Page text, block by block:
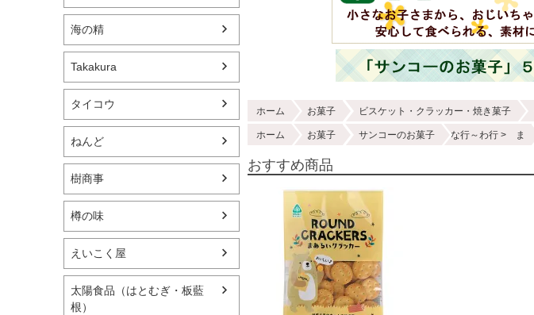
海の精
Takakura
タイコウ
ねんど
樹商事
樽の味
えいこく屋
太陽食品（はとむぎ・板藍
根）
ホーム お菓子 ビスケット・クラッカー・焼き菓子
ホーム お菓子 サンコーのお菓子 な行～わ行 ま
おすすめ商品